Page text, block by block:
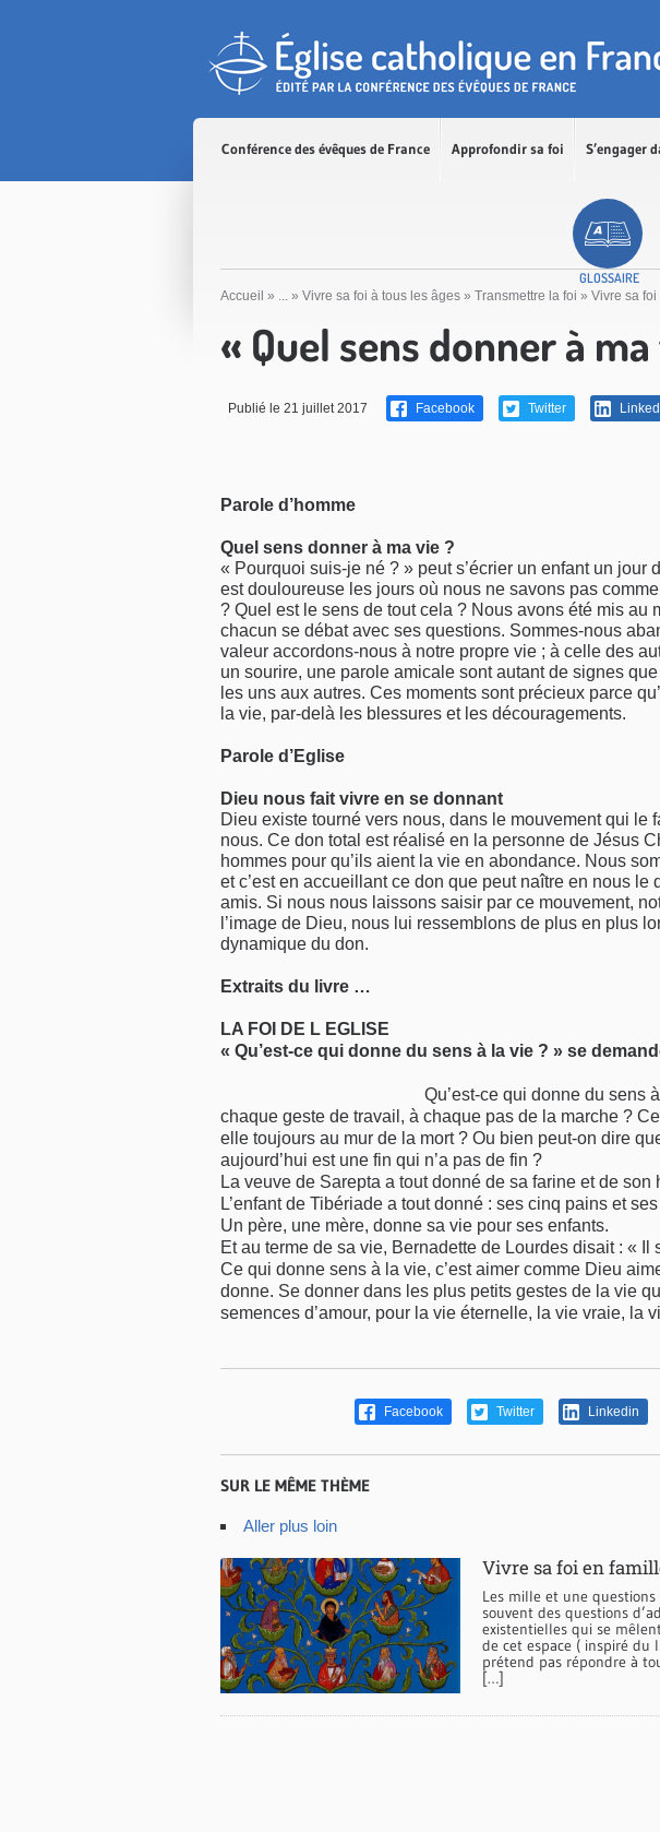
Conférence des évêques de France Approfondir sa foi S’engager
GLOSSAIRE
Accueil » ... » Vivre sa foi à tous les âges » Transmettre la foi » Vivre sa
« Quel sens donner à ma
Publié le 21 juillet 2017 Facebook Twitter
Parole d’homme
Quel sens donner à ma vie ?
« Pourquoi suis-je né ? » peut s’écrier un enfant un jour
est douloureuse les jours où nous ne savons pas
? Quel est le sens de tout cela ? Nous avons été mis au
chacun se débat avec ses questions. Sommes-nous
valeur accordons-nous à notre propre vie ; à celle des
un sourire, une parole amicale sont autant de signes
les uns aux autres. Ces moments sont précieux parce
la vie, par-delà les blessures et les découragements.
Parole d’Eglise
Dieu nous fait vivre en se donnant
Dieu existe tourné vers nous, dans le mouvement qui le
nous. Ce don total est réalisé en la personne de Jésus
hommes pour qu’ils aient la vie en abondance. Nous
et c’est en accueillant ce don que peut naître en nous le
amis. Si nous nous laissons saisir par ce mouvement,
l’image de Dieu, nous lui ressemblons de plus en plus
dynamique du don.
Extraits du livre …
LA FOI DE L EGLISE
« Qu’est-ce qui donne du sens à la vie ? » se
Qu’est-ce qui donne du sens
chaque geste de travail, à chaque pas de la marche ?
elle toujours au mur de la mort ? Ou bien peut-on dire
aujourd’hui est une fin qui n’a pas de fin ?
La veuve de Sarepta a tout donné de sa farine et de son
L’enfant de Tibériade a tout donné : ses cinq pains et
Un père, une mère, donne sa vie pour ses enfants.
Et au terme de sa vie, Bernadette de Lourdes disait : « Il
Ce qui donne sens à la vie, c’est aimer comme Dieu
donne. Se donner dans les plus petits gestes de la vie
semences d’amour, pour la vie éternelle, la vie vraie, la
Facebook Twitter Linkedin
SUR LE MÊME THÈME
Aller plus loin
Vivre sa foi en
Les mille et une
souvent des questions
existentielles qui se
de cet espace ( inspiré du
prétend pas répondre à
[…]